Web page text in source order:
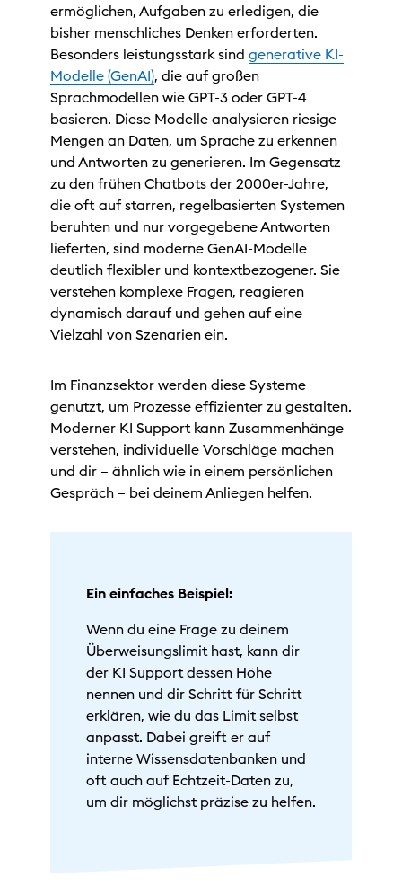
ermöglichen, Aufgaben zu erledigen, die
bisher menschliches Denken erforderten.
Besonders leistungsstark sind generative KI-
Modelle (GenAI), die auf großen
Sprachmodellen wie GPT-3 oder GPT-4
basieren. Diese Modelle analysieren riesige
Mengen an Daten, um Sprache zu erkennen
und Antworten zu generieren. Im Gegensatz
zu den frühen Chatbots der 2000er-Jahre,
die oft auf starren, regelbasierten Systemen
beruhten und nur vorgegebene Antworten
lieferten, sind moderne GenAI-Modelle
deutlich flexibler und kontextbezogener. Sie
verstehen komplexe Fragen, reagieren
dynamisch darauf und gehen auf eine
Vielzahl von Szenarien ein.
Im Finanzsektor werden diese Systeme
genutzt, um Prozesse effizienter zu gestalten.
Moderner KI Support kann Zusammenhänge
verstehen, individuelle Vorschläge machen
und dir – ähnlich wie in einem persönlichen
Gespräch – bei deinem Anliegen helfen.
Ein einfaches Beispiel:
Wenn du eine Frage zu deinem
Überweisungslimit hast, kann dir
der KI Support dessen Höhe
nennen und dir Schritt für Schritt
erklären, wie du das Limit selbst
anpasst. Dabei greift er auf
interne Wissensdatenbanken und
oft auch auf Echtzeit-Daten zu,
um dir möglichst präzise zu helfen.